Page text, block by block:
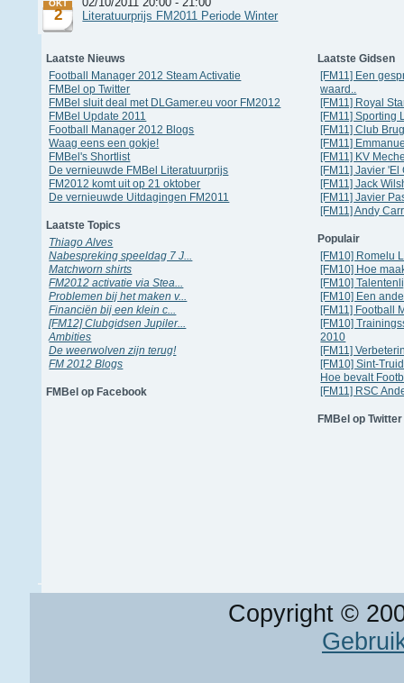
OKT
2
Literatuurprijs FM2011 Periode Winter
Laatste Nieuws
Football Manager 2012 Steam Activatie
FMBel op Twitter
FMBel sluit deal met DLGamer.eu voor FM2012
FMBel Update 2011
Football Manager 2012 Blogs
Waag eens een gokje!
FMBel's Shortlist
De vernieuwde FMBel Literatuurprijs
FM2012 komt uit op 21 oktober
De vernieuwde Uitdagingen FM2011
Laatste Topics
Thiago Alves
Nabespreking speeldag 7 J...
Matchworn shirts
FM2012 activatie via Stea...
Problemen bij het maken v...
Financiën bij een klein c...
[FM12] Clubgidsen Jupiler...
Ambities
De weerwolven zijn terug!
FM 2012 Blogs
FMBel op Facebook
Laatste Gidsen
[FM11] Een
waard..
[FM11] Royal
[FM11] Sporting
[FM11] Club
[FM11]
[FM11] KV
[FM11] Javier
[FM11] Jack
[FM11] Javier
[FM11] Andy
Populair
[FM10] Romelu
[FM10] Hoe
[FM10]
[FM10] Een
[FM11] Football
[FM10]
2010
[FM11]
[FM10] Sint-
Hoe bevalt
[FM11] RSC
FMBel op Twitter
Copyright ©